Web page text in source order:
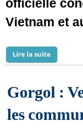
officielle
Vietnam et
Lire la suite
Gorgol :
les